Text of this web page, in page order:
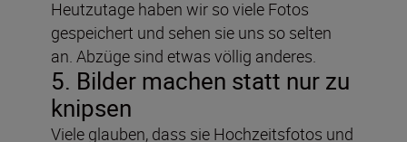
Heutzutage haben wir so viele Fotos
gespeichert und sehen sie uns so selten
an. Abzüge sind etwas völlig anderes.
5. Bilder machen statt nur zu
knipsen
Viele glauben, dass sie Hochzeitsfotos und